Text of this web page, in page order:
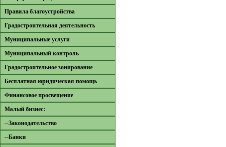
Правила благоустройства
Градостроительная деятельность
Муниципальные услуги
Муниципальный контроль
Градостроительное зонирование
Бесплатная юридическая помощь
Финансовое просвещение
Малый бизнес:
--Законодательство
--Банки